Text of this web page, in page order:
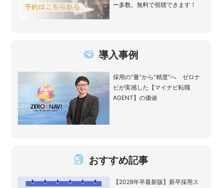
ー多数。無料で視聴できます！
導入事例
採用の“量”から“精度”へ ゼロナ
ビが実感した【マイナビ転職
AGENT】の価値
おすすめ記事
【2028年卒最新版】新卒採用ス